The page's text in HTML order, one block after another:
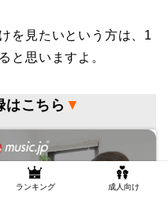
を見たいという方は、1
と思いますよ。
はこちら ▼
ランキング 成人向け